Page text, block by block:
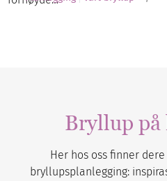
Bryllup på
Her hos oss finner
bryllupsplanlegging: